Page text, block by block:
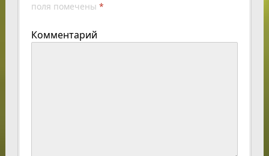
поля помечены *
Комментарий